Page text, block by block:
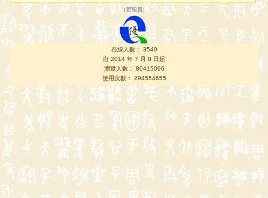
（管理員 ）
在線人數： 3549
自 2014 年 7 月 8 日起
瀏覽人數： 80415096
使用次數： 294554655